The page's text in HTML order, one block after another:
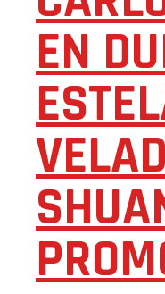
EN